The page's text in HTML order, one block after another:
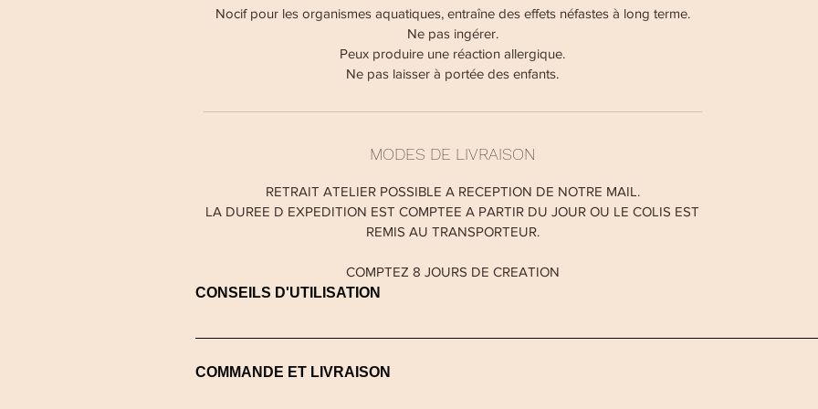
CONSEILS D'UTILISATION
Avant d’allumer votre bougie, retirez tous les éléments décoratifs susceptibles de s’enflammer.
d’objets inflammables Faites brûler les bougies hors de portée des enfants ou des animaux
COMMANDE ET LIVRAISON
Nocif pour les organismes aquatiques, entraîne des effets néfastes à long terme.
Ne pas ingérer.
Peux produire une réaction allergique.
Ne pas laisser à portée des enfants.
MODES DE LIVRAISON
RETRAIT ATELIER POSSIBLE A RECEPTION DE NOTRE MAIL.
LA DUREE D EXPEDITION EST COMPTEE A PARTIR DU JOUR OU LE COLIS EST
REMIS AU TRANSPORTEUR.
COMPTEZ 8 JOURS DE CREATION